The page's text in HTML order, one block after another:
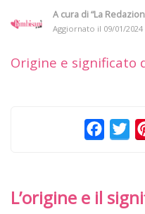
A cura di“La
Aggiornato il 09/01/2024
Origine e significato
L’origine e il